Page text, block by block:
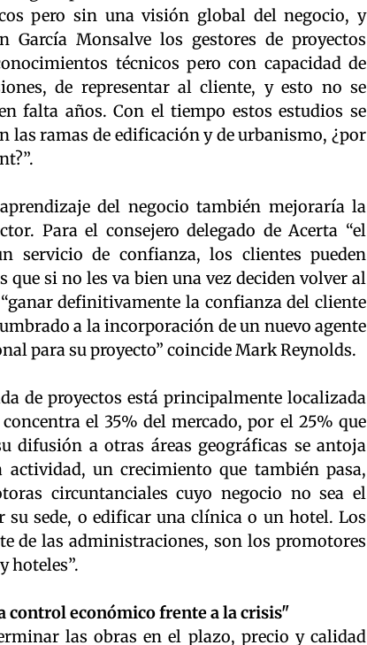
pero sin una visión global del negocio, y
García Monsalve los gestores de proyectos
técnicos pero con capacidad de
de representar al cliente, y esto no se
falta años. Con el tiempo estos estudios se
las ramas de edificación y de urbanismo, ¿por
del negocio también mejoraría la
Para el consejero delegado de Acerta “el
servicio de confianza, los clientes pueden
si no les va bien una vez deciden volver al
definitivamente la confianza del cliente
a la incorporación de un nuevo agente
para su proyecto” coincide Mark Reynolds.
de proyectos está principalmente localizada
el 35% del mercado, por el 25% que
difusión a otras áreas geográficas se antoja
un crecimiento que también pasa,
circuntanciales cuyo negocio no sea el
sede, o edificar una clínica o un hotel. Los
de las administraciones, son los promotores
hoteles”.
control económico frente a la crisis"
las obras en el plazo, precio y calidad